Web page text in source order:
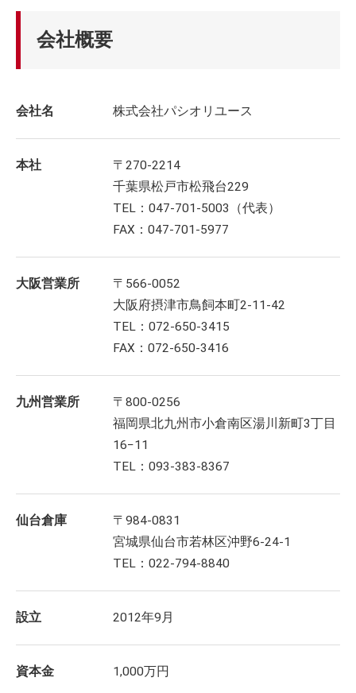
会社概要
会社名 株式会社パシオリユース
本社
〒270-2214
千葉県松戸市松飛台229
TEL：047-701-5003（代表）
FAX：047-701-5977
大阪営業所
〒566-0052
大阪府摂津市鳥飼本町2-11-42
TEL：072-650-3415
FAX：072-650-3416
九州営業所
〒800-0256
福岡県北九州市小倉南区湯川新町3丁目
16−11
TEL：093-383-8367
仙台倉庫
〒984-0831
宮城県仙台市若林区沖野6-24-1
TEL：022-794-8840
設立 2012年9月
資本金 1,000万円